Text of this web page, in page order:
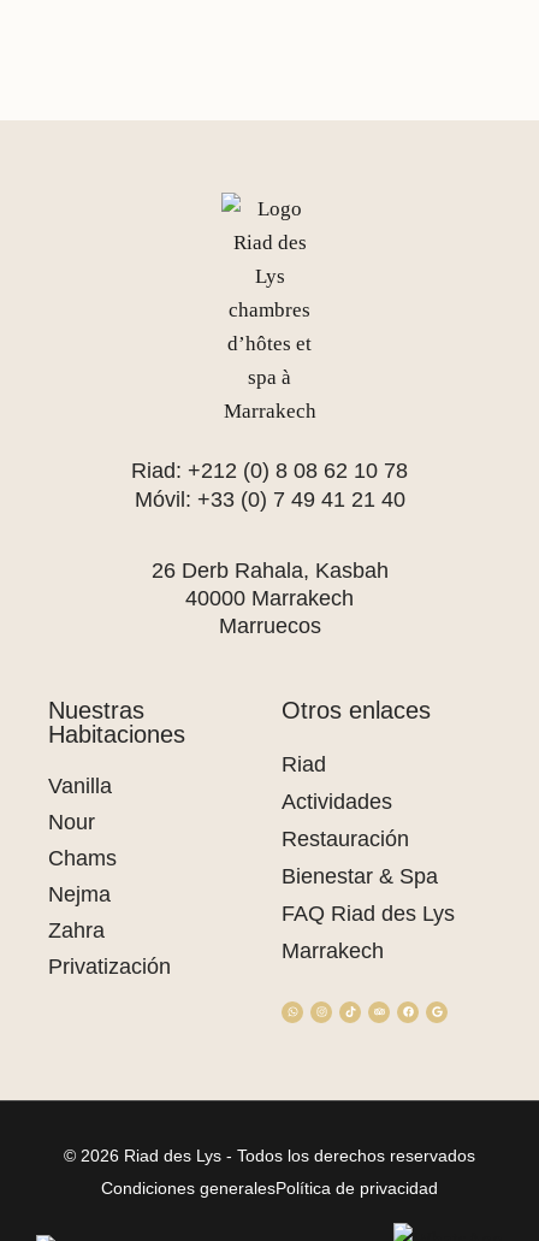
Riad: +212 (0) 8 08 62 10 78
Móvil: +33 (0) 7 49 41 21 40
26 Derb Rahala, Kasbah
40000 Marrakech
Marruecos
Nuestras
Habitaciones
Vanilla
Nour
Chams
Nejma
Zahra
Privatización
Otros enlaces
Riad
Actividades
Restauración
Bienestar & Spa
FAQ Riad des Lys
Marrakech
© 2026 Riad des Lys - Todos los derechos reservados
Condiciones generalesPolítica de privacidad